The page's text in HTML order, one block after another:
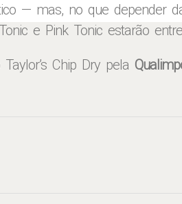
— mas, no que depender
e Pink Tonic estarão
Chip Dry pela